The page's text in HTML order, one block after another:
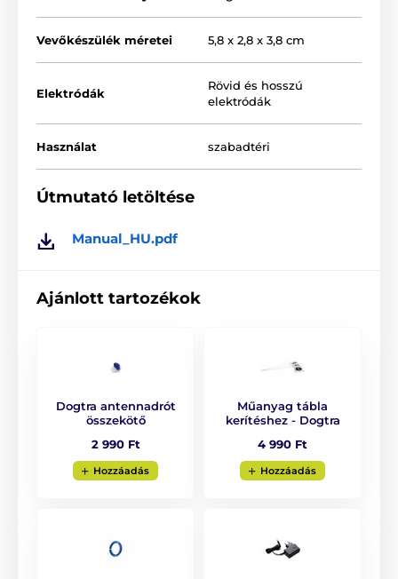
hosszúra is bővíthető. Könnyedén kijelölheted a
futtató határát, és
az elektronikus kerítéssel
például fákat vagy kerítést. A rendszer működéséhez
nem szükséges a vezeték föld alá helyezése. Elég, ha
a határt a föld felszínén vagy a kerítés mentén jelölöd,
majd a vezeték végeit összekapcsolod. A terület
kijelöléséhez a csomag
50 darab jelzőzászlót
Vevőkészülék méretei 5,8 x 2,8 x 3,8 cm
Elektródák
Rövid és hosszú
elektródák
Használat szabadtéri
Útmutató letöltése
Manual_HU.pdf
Ajánlott tartozékok
Dogtra antennadrót
összekötő
2 990 Ft
Hozzáadás
Műanyag tábla
kerítéshez - Dogtra
4 990 Ft
Hozzáadás